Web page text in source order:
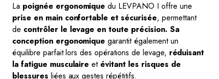
La poignée ergonomique du LEVPANO I offre une
prise en main confortable et sécurisée, permettant
de contrôler le levage en toute précision. Sa
conception ergonomique garantit également un
équilibre parfait lors des opérations de levage, réduisant
la fatigue musculaire et évitant les risques de
blessures liées aux gestes répétitifs.